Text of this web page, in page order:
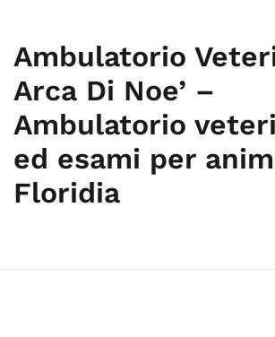
Ambulatorio
Arca Di Noe’ –
Ambulatorio
ed esami per
Floridia